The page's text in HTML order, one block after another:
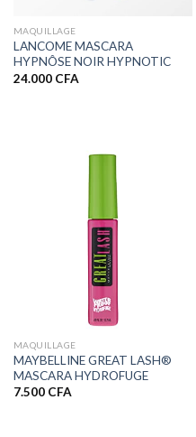
MAQUILLAGE
LANCOME MASCARA
HYPNÔSE NOIR HYPNOTIC
24.000 CFA
MAQUILLAGE
MAYBELLINE GREAT LASH®
MASCARA HYDROFUGE
7.500 CFA